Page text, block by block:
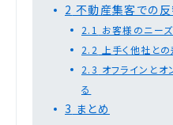
2 不動産集客での反
2.1 お客様のニー
2.2
上手く他社と
2.3 オフラインと
る
3 まとめ